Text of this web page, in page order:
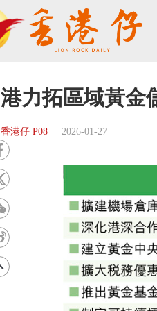
港力拓區域黃金
香港仔 P08 2026-01-27